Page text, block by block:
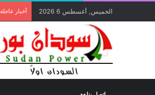
الخميس, أغسطس 6 2026 أخبار عاجلة